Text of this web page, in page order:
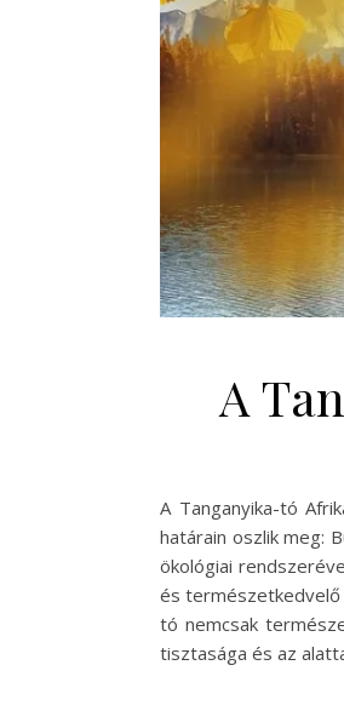
A
A Tanganyika-tó
határain oszlik meg:
ökológiai
és természetkedvelő
tó nemcsak
tisztasága és az